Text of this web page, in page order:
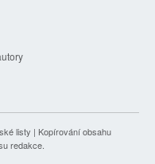
listy | Kopírování obsahu
redakce.